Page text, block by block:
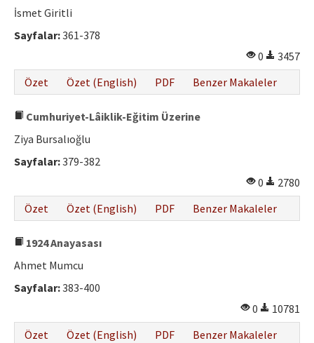
İsmet Giritli
Sayfalar:361-378
0
3457
Özet
Özet (English) PDF Benzer Makaleler
Cumhuriyet-Lâiklik-Eğitim Üzerine
Ziya Bursalıoğlu
Sayfalar:379-382
0
2780
Özet
Özet (English) PDF Benzer Makaleler
1924 Anayasası
Ahmet Mumcu
Sayfalar:383-400
0
10781
Özet
Özet (English) PDF Benzer Makaleler